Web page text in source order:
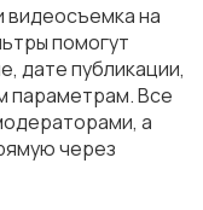
видеосъемка на
помогут
дате публикации,
параметрам. Все
а
через